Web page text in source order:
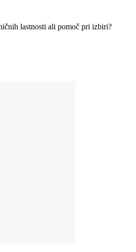
lastnosti ali pomoč pri izbiri?